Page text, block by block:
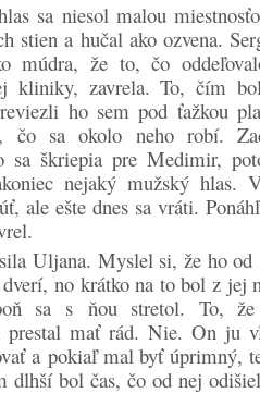
sa niesol malou
stien a hučal ako ozvena.
múdra, že to, čo
kliniky, zavrela. To, čím
ho sem pod ťažkou
čo sa okolo neho robí.
sa škriepia pre Medimir,
nejaký mužský hlas.
ale ešte dnes sa vráti.
Uljana. Myslel si, že ho od
no krátko na to bol z jej
sa s ňou stretol. To,
prestal mať rád. Nie. On ju
a pokiaľ mal byť úprimný,
dlhší bol čas, čo od nej